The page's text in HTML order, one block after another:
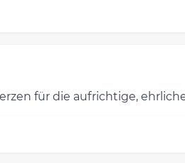
für die aufrichtige,